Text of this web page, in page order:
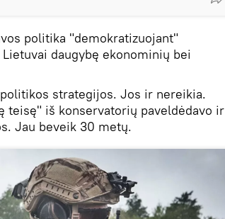
politika "demokratizuojant"
daugybę ekonominių bei
strategijos. Jos ir nereikia.
teisę" iš konservatorių paveldėdavo ir
Jau beveik 30 metų.